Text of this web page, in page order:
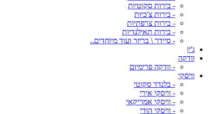
- בירות סקוטיות
- בירות צ'כיות
- בירות צרפתיות
- בירות תאילנדיות
- סיידר \ בריזר ועוד מיוחדים..
ג'ין
וודקה
- וודקה פרימיום
וויסקי
- בלנדד סקוטי
- וויסקי אירי
- וויסקי אמריקאי
- וויסקי הודי